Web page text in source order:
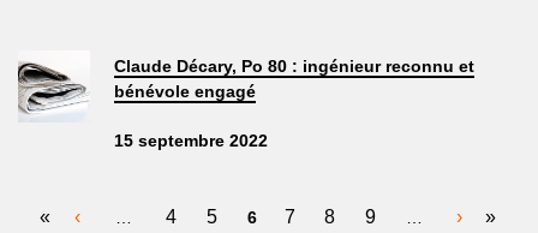
Claude Décary, Po 80 : ingénieur reconnu et
bénévole engagé
15 septembre 2022
PAGES
« ‹ 4 5 6 7 8 9 › »